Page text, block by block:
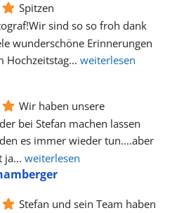
Spitzen
sind so so froh dank
wunderschöne Erinnerungen
Hochzeitstag... weiterlesen
Wir haben unsere
bei Stefan machen lassen
es immer wieder tun....aber
ja... weiterlesen
Stefan und sein Team haben